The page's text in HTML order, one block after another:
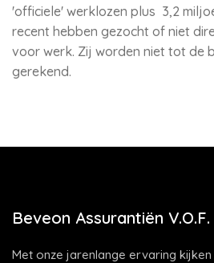
'officiele' werklozen plus 3,2
recent hebben gezocht of niet
voor werk. Zij worden niet tot de
gerekend.
Beveon Assurantiën V.O.F.
Met onze jarenlange ervaring